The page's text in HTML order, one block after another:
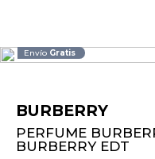
Envío Gratis
BURBERRY
PERFUME
BURBERRY EDT